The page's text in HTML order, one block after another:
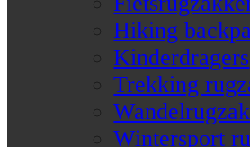
Hiking
Kinderdragers
Trekking
Wintersport